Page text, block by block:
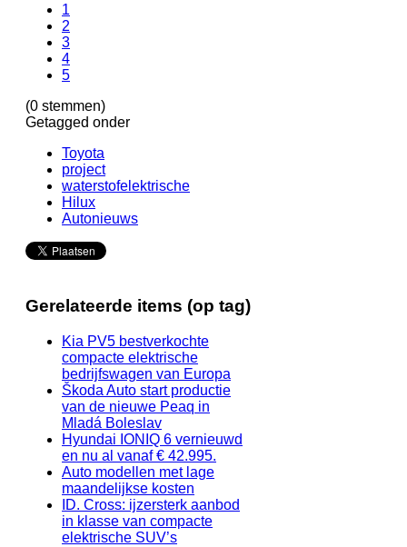
1
2
3
4
5
(0 stemmen)
Getagged onder
Toyota
project
waterstofelektrische
Hilux
Autonieuws
Gerelateerde items (op tag)
Kia PV5 bestverkochte
compacte elektrische
bedrijfswagen van Europa
Škoda Auto start productie
van de nieuwe Peaq in
Mladá Boleslav
Hyundai IONIQ 6 vernieuwd
en nu al vanaf € 42.995.
Auto modellen met lage
maandelijkse kosten
ID. Cross: ijzersterk aanbod
in klasse van compacte
elektrische SUV’s